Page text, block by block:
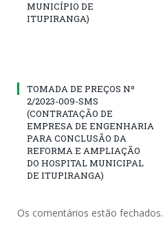
MUNICÍPIO DE
ITUPIRANGA)
TOMADA DE PREÇOS Nº
2/2023-009-SMS
(CONTRATAÇÃO DE
EMPRESA DE ENGENHARIA
PARA CONCLUSÃO DA
REFORMA E AMPLIAÇÃO
DO HOSPITAL MUNICIPAL
DE ITUPIRANGA)
Os comentários estão fechados.